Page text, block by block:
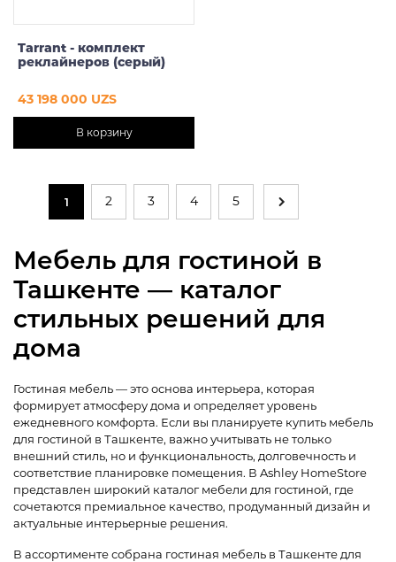
Tarrant - комплект
реклайнеров (серый)
43 198 000 UZS
В корзину
1 2 3 4 5
Мебель для гостиной в
Ташкенте — каталог
стильных решений для
дома
Гостиная мебель — это основа интерьера, которая
формирует атмосферу дома и определяет уровень
ежедневного комфорта. Если вы планируете купить мебель
для гостиной в Ташкенте, важно учитывать не только
внешний стиль, но и функциональность, долговечность и
соответствие планировке помещения. В Ashley HomeStore
представлен широкий каталог мебели для гостиной, где
сочетаются премиальное качество, продуманный дизайн и
актуальные интерьерные решения.
В ассортименте собрана гостиная мебель в Ташкенте для